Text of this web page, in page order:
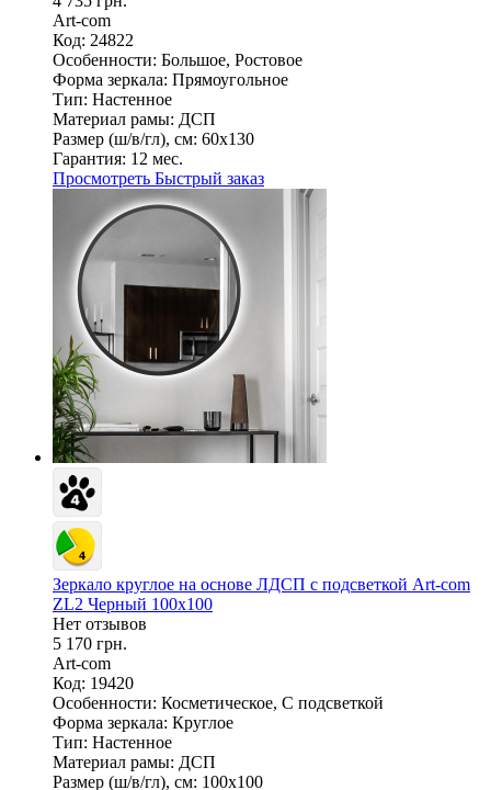
Art-com
Код: 24822
Особенности: Большое, Ростовое
Форма зеркала: Прямоугольное
Тип: Настенное
Материал рамы: ДСП
Размер (ш/в/гл), см: 60х130
Гарантия: 12 мес.
Просмотреть Быстрый заказ
Зеркало круглое на основе ЛДСП с подсветкой Art-com
ZL2 Черный 100х100
Нет отзывов
5 170 грн.
Art-com
Код: 19420
Особенности: Косметическое, С подсветкой
Форма зеркала: Круглое
Тип: Настенное
Материал рамы: ДСП
Размер (ш/в/гл), см: 100х100